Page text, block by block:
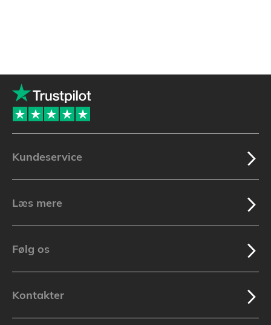
Kundeservice
Læs mere
Følg os
Kontakter